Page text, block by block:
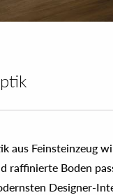
aus Feinsteinzeug
raffinierte Boden
Designer-
und
das Auge, und dank